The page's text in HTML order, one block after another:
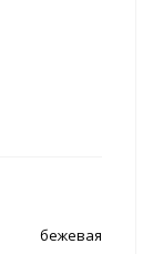
бежевая